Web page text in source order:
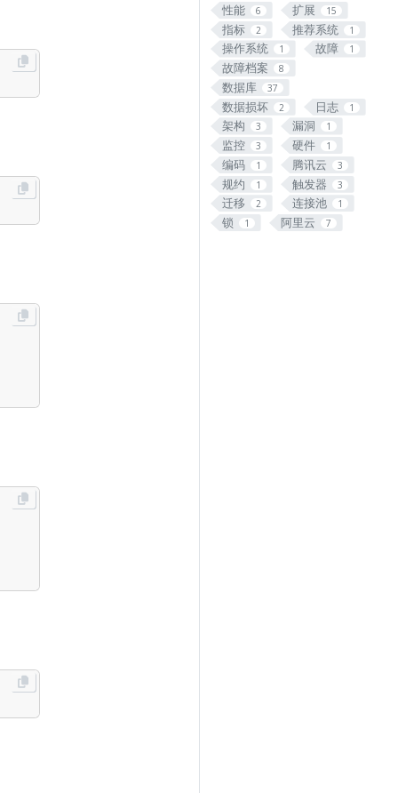
性能 6 扩展 15
指标 2 推荐系统 1
操作系统 1 故障 1
故障档案 8
数据库 37
数据损坏 2 日志 1
架构 3 漏洞 1
监控 3 硬件 1
编码 1 腾讯云 3
规约 1 触发器 3
迁移 2 连接池 1
锁 1 阿里云 7